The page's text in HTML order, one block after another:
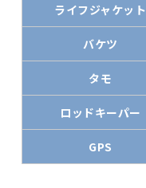
ライフジャケット
バケツ
タモ
ロッドキーパー
GPS